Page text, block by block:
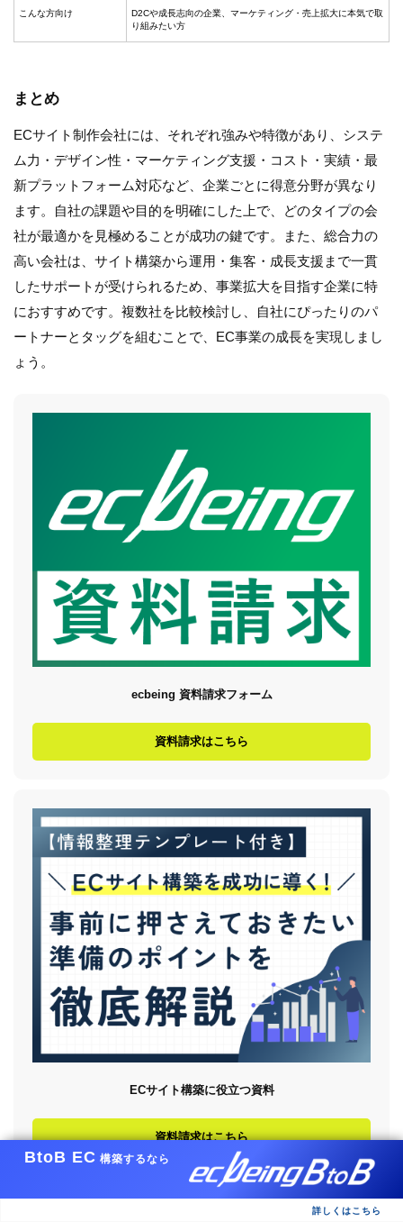
BtoB EC 構築するなら
詳しくはこちら
こんな方向け
D2Cや成長志向の企業、マーケティング・売上拡大に本気で取
り組みたい方
まとめ
ECサイト制作会社には、それぞれ強みや特徴があり、システ
ム力・デザイン性・マーケティング支援・コスト・実績・最
新プラットフォーム対応など、企業ごとに得意分野が異なり
ます。自社の課題や目的を明確にした上で、どのタイプの会
社が最適かを見極めることが成功の鍵です。また、総合力の
高い会社は、サイト構築から運用・集客・成長支援まで一貫
したサポートが受けられるため、事業拡大を目指す企業に特
におすすめです。複数社を比較検討し、自社にぴったりのパ
ートナーとタッグを組むことで、EC事業の成長を実現しまし
ょう。
ecbeing 資料請求フォーム
資料請求はこちら
ECサイト構築に役立つ資料
資料請求はこちら